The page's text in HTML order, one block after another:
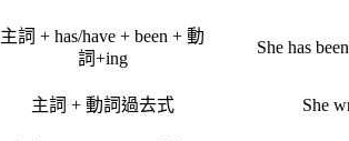
主詞 + has/have + been + 動
詞+ing
She has
主詞 + 動詞過去式 She